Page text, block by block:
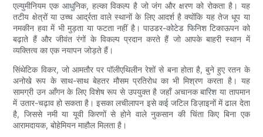
एल्युमीनियम एक आधुनिक, हल्का विकल्प है जो जंग और क्षरण को रोकता है। यह
तटीय क्षेत्रों या उच्च आर्द्रता वाले स्थानों के लिए आदर्श है क्योंकि यह तेज धूप या
नमकीन हवा में भी मुड़ता या फटता नहीं है। पाउडर-कोटेड फिनिश टिकाऊपन को
बढ़ाते हैं और जीवंत रंगों के विकल्प प्रदान करते हैं जो आपके बाहरी स्थान में
व्यक्तित्व का एक नयापन जोड़ते हैं।
सिंथेटिक विकर, जो आमतौर पर पॉलीएथिलीन रेशों से बना होता है, बुने हुए रतन के
अनोखे रूप के साथ-साथ बेहतर मौसम प्रतिरोध का भी मिश्रण करता है। यह
सामग्री उन आँगन के लिए विशेष रूप से उपयुक्त है जहाँ अचानक बारिश या तापमान
में उतार-चढ़ाव हो सकता है। इसका लचीलापन इसे कई जटिल डिज़ाइनों में ढाल देता
है, जिससे नमी या यूवी किरणों से होने वाले नुकसान की चिंता किए बिना एक
आरामदायक, बोहेमियन माहौल मिलता है।